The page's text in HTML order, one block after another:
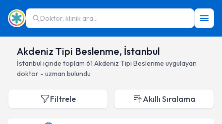
Doktor, klinik ara...
Akdeniz Tipi Beslenme, İstanbul
İstanbul içinde toplam 61 Akdeniz Tipi Beslenme uygulayan
doktor - uzman bulundu
Filtrele Akıllı Sıralama